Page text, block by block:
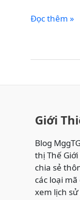
Lịch
Chuẩn
Kết
Nối
Đơn
Giản
Đến
USB-
Đọc thêm »
Giới
Blog
thị Thế
chia sẻ
các loại
xem lịch